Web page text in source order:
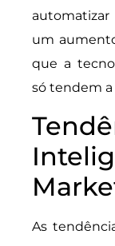
automatizar
um
que a
só tendem
As